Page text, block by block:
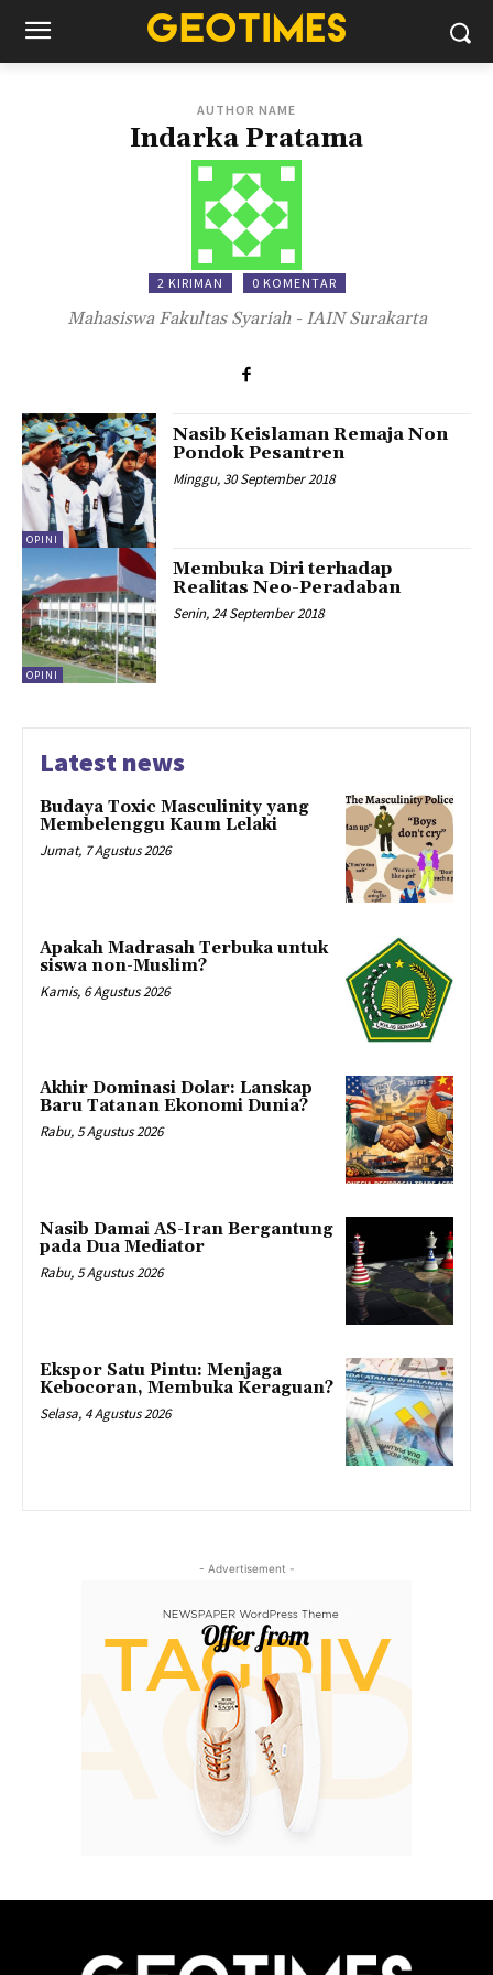
AUTHOR NAME
Indarka Pratama
2 KIRIMAN 0 KOMENTAR
Mahasiswa Fakultas Syariah - IAIN Surakarta
OPINI
Nasib Keislaman Remaja Non
Pondok Pesantren
Minggu, 30 September 2018
OPINI
Membuka Diri terhadap
Realitas Neo-Peradaban
Senin, 24 September 2018
Latest news
Budaya Toxic Masculinity yang
Membelenggu Kaum Lelaki
Jumat, 7 Agustus 2026
Apakah Madrasah Terbuka untuk
siswa non-Muslim?
Kamis, 6 Agustus 2026
Akhir Dominasi Dolar: Lanskap
Baru Tatanan Ekonomi Dunia?
Rabu, 5 Agustus 2026
Nasib Damai AS-Iran Bergantung
pada Dua Mediator
Rabu, 5 Agustus 2026
Ekspor Satu Pintu: Menjaga
Kebocoran, Membuka Keraguan?
Selasa, 4 Agustus 2026
- Advertisement -